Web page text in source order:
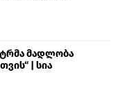
მადლობა
| სია